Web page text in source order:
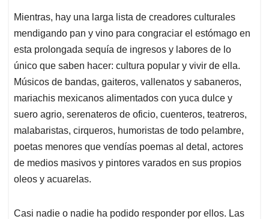
Mientras, hay una larga lista de creadores culturales
mendigando pan y vino para congraciar el estómago en
esta prolongada sequía de ingresos y labores de lo
único que saben hacer: cultura popular y vivir de ella.
Músicos de bandas, gaiteros, vallenatos y sabaneros,
mariachis mexicanos alimentados con yuca dulce y
suero agrio, serenateros de oficio, cuenteros, teatreros,
malabaristas, cirqueros, humoristas de todo pelambre,
poetas menores que vendías poemas al detal, actores
de medios masivos y pintores varados en sus propios
oleos y acuarelas.
Casi nadie o nadie ha podido responder por ellos. Las